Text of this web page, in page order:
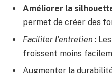
Améliorer la
permet de créer des
Faciliter l’entretien :
froissent moins
Augmenter la